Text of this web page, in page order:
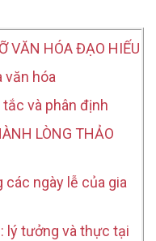
VĂN HÓA ĐẠO HIẾU
văn hóa
và phân định
LÒNG THẢO
các ngày lễ của gia
lý tưởng và thực tại